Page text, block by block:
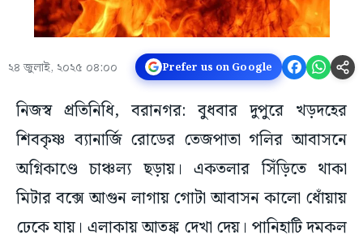
২৪ জুলাই, ২০২৫ ০৪:০০ Prefer us on Google
নিজস্ব প্রতিনিধি, বরানগর: বুধবার দুপুরে খড়দহের
শিবকৃষ্ণ ব্যানার্জি রোডের তেজপাতা গলির আবাসনে
অগ্নিকাণ্ডে চাঞ্চল্য ছড়ায়। একতলার সিঁড়িতে থাকা
মিটার বক্সে আগুন লাগায় গোটা আবাসন কালো ধোঁয়ায়
ঢেকে যায়। এলাকায় আতঙ্ক দেখা দেয়। পানিহাটি দমকল